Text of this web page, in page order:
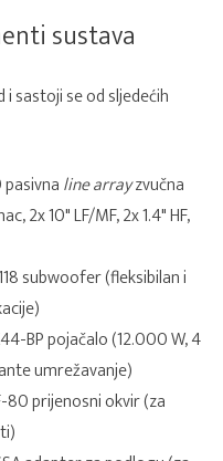
sustava
sastoji se od sljedećih
pasivnaline arrayzvučna
2x 10" LF/MF, 2x 1.4" HF,
subwoofer (fleksibilan i
BP pojačalo (12.000 W, 4
umrežavanje)
80 prijenosni okvir (za